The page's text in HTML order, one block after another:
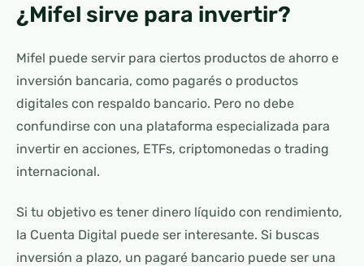
¿Mifel sirve para invertir?
Mifel puede servir para ciertos productos de ahorro e
inversión bancaria, como pagarés o productos
digitales con respaldo bancario. Pero no debe
confundirse con una plataforma especializada para
invertir en acciones, ETFs, criptomonedas o trading
internacional.
Si tu objetivo es tener dinero líquido con rendimiento,
la Cuenta Digital puede ser interesante. Si buscas
inversión a plazo, un pagaré bancario puede ser una